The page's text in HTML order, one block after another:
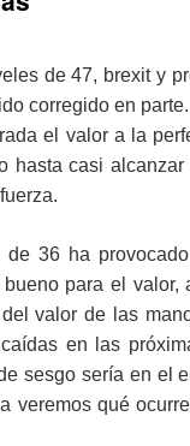
de 47, brexit y
corregido en
el valor a la
hasta casi
36 ha
para el valor,
valor de las
en las
sesgo sería en el
veremos qué